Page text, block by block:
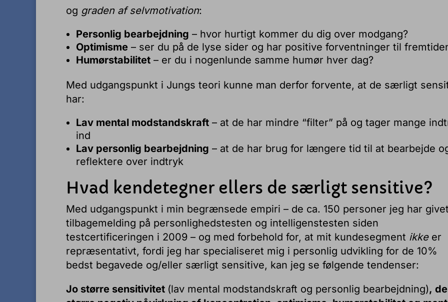
og graden af selvmotivation:
Personlig bearbejdning – hvor hurtigt kommer du dig over modgang?
Optimisme – ser du på de lyse sider og har positive forventninger til
Humørstabilitet – er du i nogenlunde samme humør hver dag?
Med udgangspunkt i Jungs teori kunne man derfor forvente, at de særligt
har:
Lav mental modstandskraft – at de har mindre “filter” på og tager mange
ind
Lav personlig bearbejdning – at de har brug for længere tid til at bearbejde
reflektere over indtryk
Hvad kendetegner ellers de særligt sensitive?
Med udgangspunkt i min begrænsede empiri – de ca. 150 personer jeg har
tilbagemelding på personlighedstesten og intelligenstesten siden
testcertificeringen i 2009 – og med forbehold for, at mit kundesegment ikkeer
repræsentativt, fordi jeg har specialiseret mig i personlig udvikling for de 10%
bedst begavede og/eller særligt sensitive, kan jeg se følgende tendenser:
Jo større sensitivitet (lav mental modstandskraft og personlig bearbejdning),